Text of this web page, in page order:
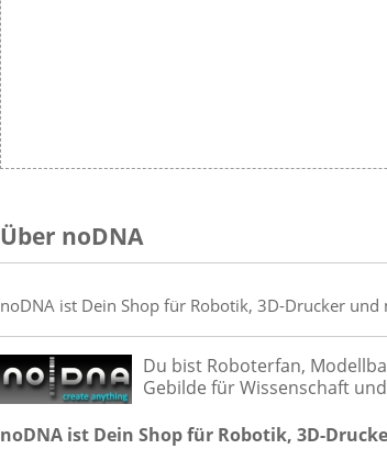
Über noDNA
noDNA ist Dein Shop für Robotik, 3D-Drucker und
noDNA ist Dein Shop für Robotik, 3D-
Du bist Roboterfan,
Gebilde für Wissenschaft